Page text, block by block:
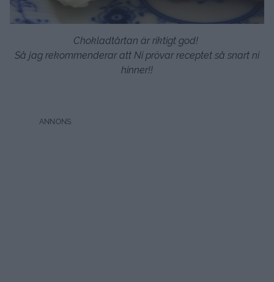
Chokladtårtan är riktigt god!
Så jag rekommenderar att Ni prövar receptet så snart ni
hinner!!